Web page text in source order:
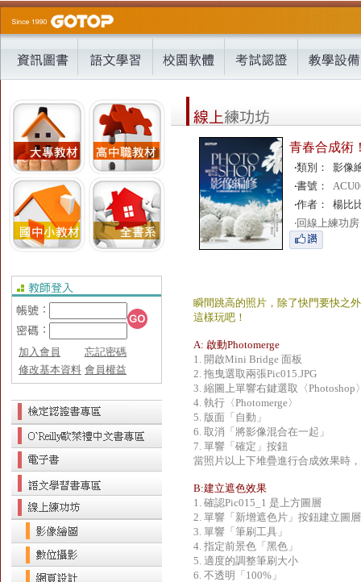
加入會員
忘記密碼
修改基本資料 會員權益
青春合成術
‧類別： 影像
‧書號：
‧作者： 楊比
‧回線上練功房
瞬間跳高的照片，除了快門要快之
這樣玩吧！
A: 啟動Photomerge
1. 開啟Mini Bridge 面板
2. 拖曳選取兩張Pic015.JPG
3. 縮圖上單響右鍵選取〈Photoshop
4. 執行〈Photomerge〉
5. 版面「自動」
6. 取消「將影像混合在一起」
7. 單響「確定」按鈕
當照片以上下堆疊進行合成效果時
B:建立遮色效果
1. 確認Pic015_1 是上方圖層
2. 單響「新增遮色片」按鈕建立圖
3. 單響「筆刷工具」
4. 指定前景色「黑色」
5. 適度的調整筆刷大小
6. 不透明「100%」